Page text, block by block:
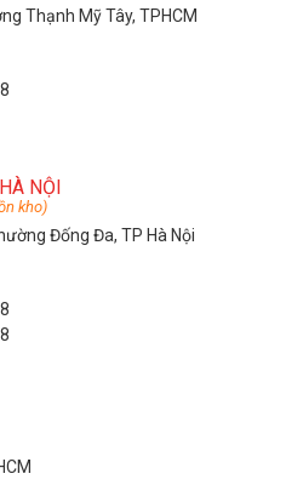
Thạnh Mỹ Tây, TPHCM
NỘI
kho)
Đống Đa, TP Hà Nội